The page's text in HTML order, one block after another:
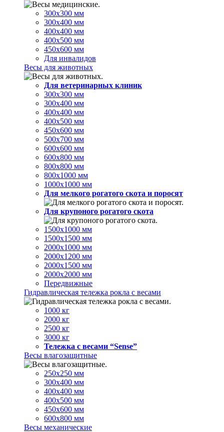
300х300 мм
300х400 мм
400х400 мм
400х500 мм
450х600 мм
Для инвалидов
Весы для животных
Для ветеринарных клиник
300х300 мм
300х400 мм
400х400 мм
400х500 мм
450х600 мм
500х700 мм
600х600 мм
600х800 мм
800х800 мм
800х1000 мм
1000х1000 мм
Для мелкого рогатого скота и поросят
Для крупоного рогатого скота
1500х1000 мм
1500х1500 мм
2000х1000 мм
2000х1200 мм
2000х1500 мм
2000х2000 мм
Передвижные
Гидравлическая тележка рокла с весами
1000 кг
2000 кг
2500 кг
3000 кг
Тележка с весами “Sense”
Весы влагозащитные
250х250 мм
300х400 мм
400х400 мм
400х500 мм
450х600 мм
600х800 мм
Весы механические